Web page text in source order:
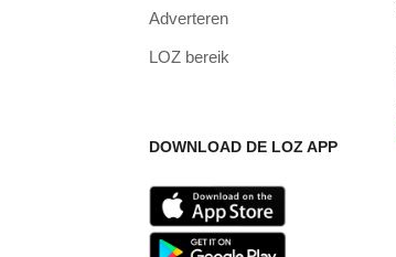
Adverteren
LOZ bereik
DOWNLOAD DE LOZ APP